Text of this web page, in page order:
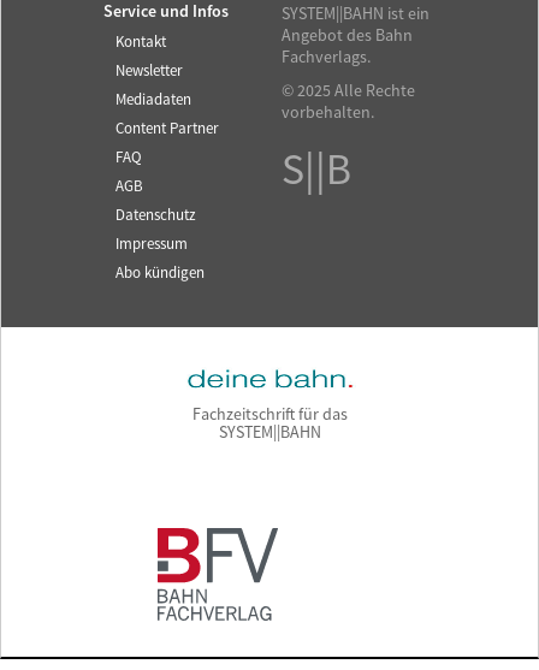
Service und Infos
Kontakt
Newsletter
Mediadaten
Content Partner
FAQ
AGB
Datenschutz
Impressum
Abo kündigen
SYSTEM||BAHN ist ein
Angebot des Bahn
Fachverlags.
© 2025 Alle Rechte
vorbehalten.
S||B
Fachzeitschrift für das
SYSTEM||BAHN